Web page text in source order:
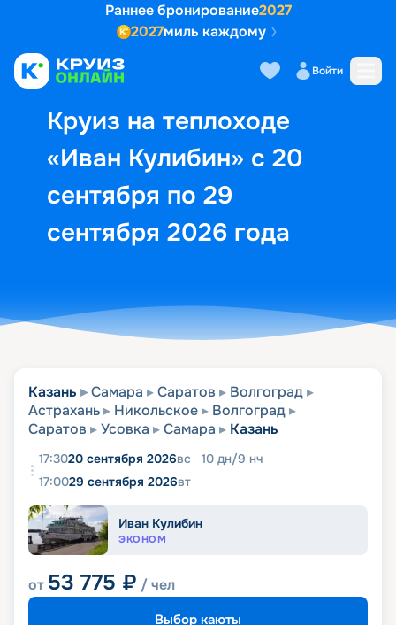
Раннее бронирование2027
2027миль каждому
Войти
Круиз на теплоходе
«Иван Кулибин» с 20
сентября по 29
сентября 2026 года
Выбор кают Маршрут и
Казань Самара Саратов
Волгоград
Астрахань
Никольское
Волгоград
Саратов
Усовка Самара Казань
17:3020 сентября 2026вс 10 дн/9 нч
17:0029 сентября 2026вт
Иван Кулибин
ЭКОНОМ
от 53 775 ₽ / чел
Выбор каюты